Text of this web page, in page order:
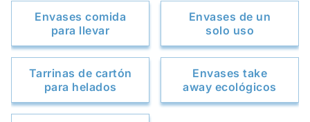
Envases comida
para llevar
Envases de un
solo uso
Tarrinas de cartón
para helados
Envases take
away ecológicos